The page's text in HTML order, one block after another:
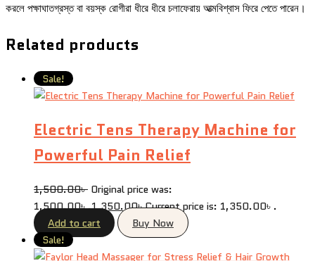
করলে পক্ষাঘাতগ্রস্ত বা বয়স্ক রোগীরা ধীরে ধীরে চলাফেরায় আত্মবিশ্বাস ফিরে পেতে পারেন।
Related products
Sale!
Electric Tens Therapy Machine for
Powerful Pain Relief
1,500.00৳ Original price was:
1,500.00৳ .1,350.00৳Current price is: 1,350.00৳ .
Add to cart
Buy Now
Sale!